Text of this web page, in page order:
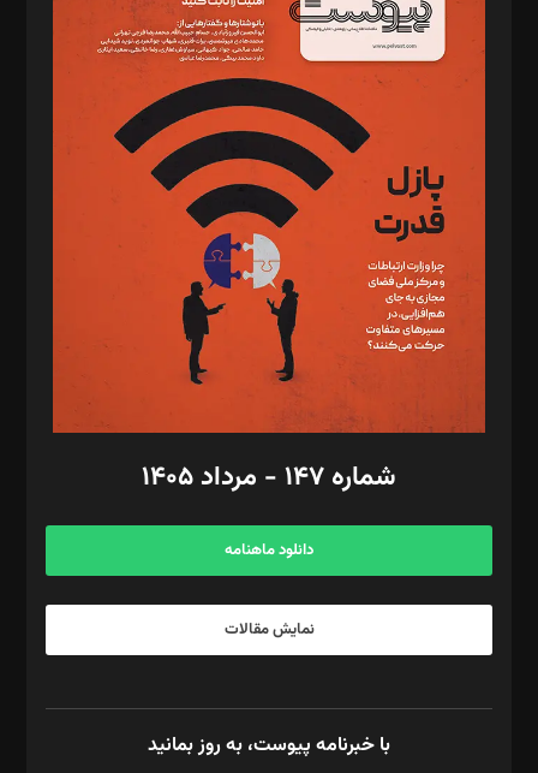
د‌بیر خدمت و تجارت: ابوالفضل رجبی
د‌بیر حقوق فناوری: حسام‌الدین ایپکچی
د‌بیر پیوست جهان: مینا پاکدل
د‌بیر تحریریه آنلاین: بابک نقاش
تحریریه‌: مجتبی محمود‌ی، آرش برهمند، یسنا امان‌پور، سروش کرمیان،
مصطفی مسجدی آرانی، ابوالفضل رجبی، زهرا فکرانه، فائزه فتحی
رستمی،مصطفی باستان
ویرایش: نگار استاد‌‌آقا
طراح یونیفرم: مجید توکلی
فیلمبرداری و عکاسی: امیر شفیعی، مانی لطفی زاده
گرافیک و صفحه‌آرایی: سید‌سبحان‌علی ثابت
مد‌یر توسعه تجاری: کامبیز برید‌
امور مالی: شاپور رهبری، محمد‌ کاظمی‌نیا
آگهی و مشترکین: ۰۹۱۹۹۹۹۰۴۵۴
شماره ۱۴۷ - مرداد ۱۴۰۵
دانلود ماهنامه
نمایش مقالات
با خبرنامه پیوست، به روز بمانید